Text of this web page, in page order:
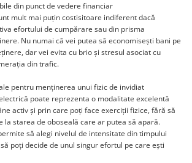
din punct de vedere financiar
mult mai puțin costisitoare indiferent dacă
efortului de cumpărare sau din prisma
Nu numai că vei putea să economisești bani pe
dar vei evita cu brio și stresul asociat cu
din trafic.
pentru menținerea unui fizic de invidiat
poate reprezenta o modalitate excelentă
activ și prin care poți face exerciții fizice, fără să
la starea de oboseală care ar putea să apară.
să alegi nivelul de intensitate din timpului
poți decide de unul singur efortul pe care ești